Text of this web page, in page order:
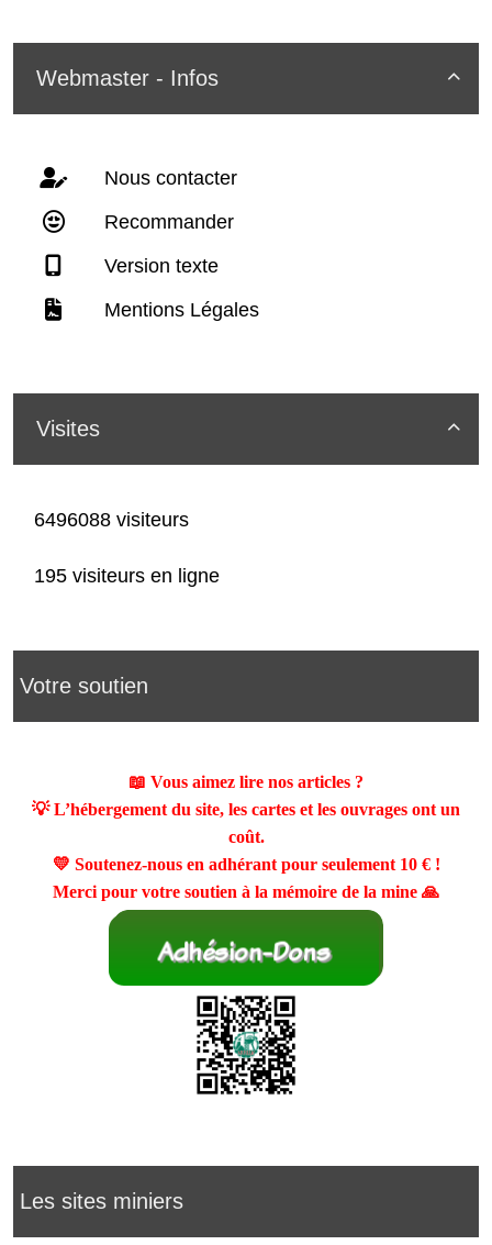

Webmaster - Infos
Nous contacter
Recommander
Version texte
Mentions Légales

Visites
6496088 visiteurs
195 visiteurs en ligne
Votre soutien
📖 Vous aimez lire nos articles ?
💡 L’hébergement du site, les cartes et les ouvrages ont un
coût.
💛 Soutenez-nous en adhérant pour seulement 10 €!
Merci pour votre soutien à la mémoire de la mine 🙏
Les sites miniers